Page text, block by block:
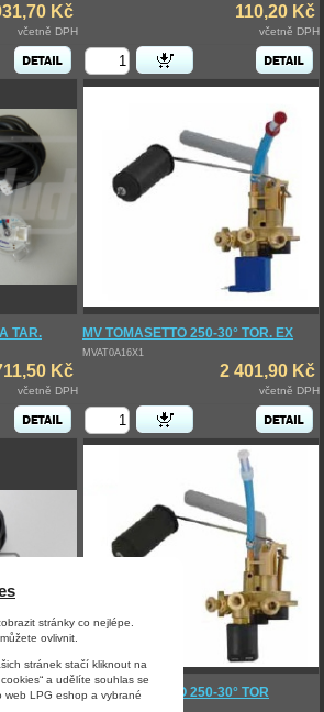
stránky co nejlépe.
ovlivnit.
stránek stačí kliknout na
a udělíte souhlas se
web LPG eshop a vybrané
Kč
včetně DPH
110,20 Kč
včetně DPH
TAR.
Kč
včetně DPH
MV TOMASETTO 250-30° TOR. EX
MVAT0A16X1
2 401,90 Kč
včetně DPH
OHM MV TOMASETTO 250-30° TOR